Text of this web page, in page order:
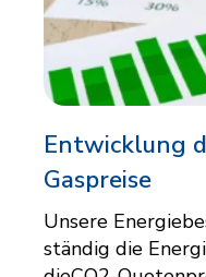
Entwicklung
Gaspreise
Unsere
ständig die